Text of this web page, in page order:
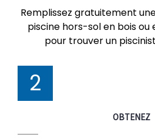
Remplissez gratuitement
piscine hors-sol en bois ou
pour trouver un
2
OBTENEZ